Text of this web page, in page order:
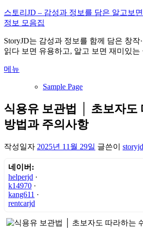
내
용
로
바
가
스토리JD – 감성과 정보를 담은 알고보
정보 모음집
StoryJD는 감성과 정보를 함께 담은 창작
읽다 보면 유용하고, 알고 보면 재미있는
메뉴
Sample Page
식용유 보관법 │ 초보자도
방법과 주의사항
작성일자 2025년 11월 29일 글쓴이 storyjd
네이버:
helperjd ·
k14970 ·
kang611 ·
rentcarjd